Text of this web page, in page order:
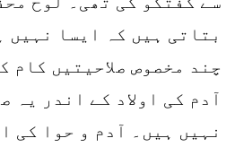
بتاتی ہیں کہ ایسا نہیں
چند مخصوص صلاحیتیں کام
آدم کی اولاد کے اندر یہ
نہیں ہیں۔ آدم و حوا کی